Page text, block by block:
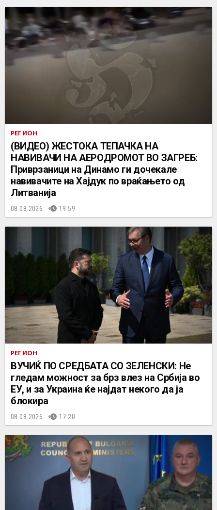
РЕГИОН
(ВИДЕО) ЖЕСТОКА ТЕПАЧКА НА
НАВИВАЧИ НА АЕРОДРОМОТ ВО ЗАГРЕБ:
Приврзаници на Динамо ги дочекале
навивачите на Хајдук по враќањето од
Литванија
08.08.2026. 19:59
РЕГИОН
ВУЧИЌ ПО СРЕДБАТА СО ЗЕЛЕНСКИ: Не
гледам можност за брз влез на Србија во
ЕУ, и за Украина ќе најдат некого да ја
блокира
08.08.2026. 17:20